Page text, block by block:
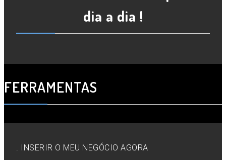
dia a dia !
FERRAMENTAS
. INSERIR O MEU NEGÓCIO AGORA